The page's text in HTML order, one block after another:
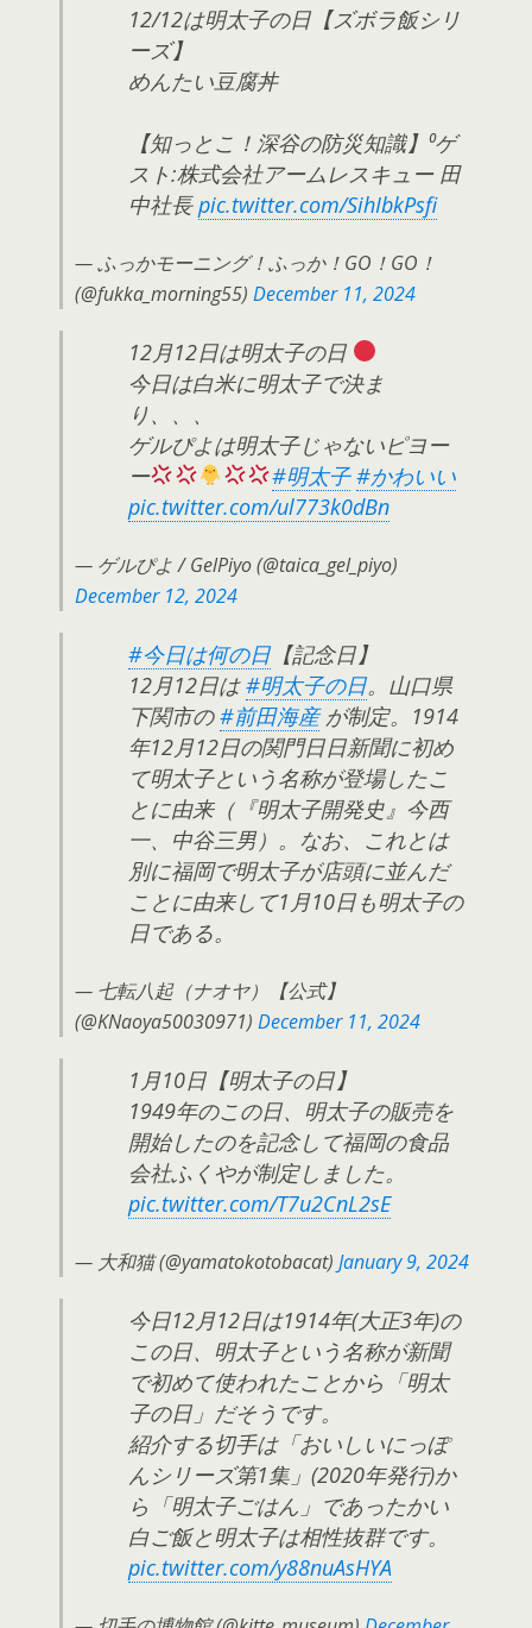
12/12は明太子の日【ズボラ飯シリ
ーズ】
めんたい豆腐丼
【知っとこ！深谷の防災知識】⁰ゲ
スト:株式会社アームレスキュー 田
中社長pic.twitter.com/SihIbkPsfi
— ふっかモーニング！ふっか！GO！GO！
(@fukka_morning55) December 11, 2024
12月12日は明太子の日
今日は白米に明太子で決ま
り、、、
ゲルぴよは明太子じゃないピヨー
ー
#明太子 #かわいい
pic.twitter.com/ul773k0dBn
— ゲルぴよ / GelPiyo (@taica_gel_piyo)
December 12, 2024
#今日は何の日【記念日】
12月12日は#明太子の日。山口県
下関市の#前田海産が制定。1914
年12月12日の関門日日新聞に初め
て明太子という名称が登場したこ
とに由来（『明太子開発史』今西
一、中谷三男）。なお、これとは
別に福岡で明太子が店頭に並んだ
ことに由来して1月10日も明太子の
日である。
— 七転八起（ナオヤ）【公式】
(@KNaoya50030971) December 11, 2024
1月10日【明太子の日】
1949年のこの日、明太子の販売を
開始したのを記念して福岡の食品
会社ふくやが制定しました。
pic.twitter.com/T7u2CnL2sE
— 大和猫 (@yamatokotobacat) January 9, 2024
今日12月12日は1914年(大正3年)の
この日、明太子という名称が新聞
で初めて使われたことから「明太
子の日」だそうです。
紹介する切手は「おいしいにっぽ
んシリーズ第1集」(2020年発行)か
ら「明太子ごはん」であったかい
白ご飯と明太子は相性抜群です。
pic.twitter.com/y88nuAsHYA